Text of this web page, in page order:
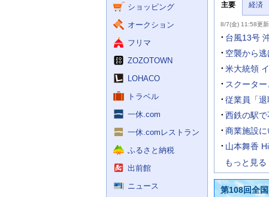
力
補
助
を
開
く
せビ
ショッピング
オークション
フリマ
ZOZOTOWN
LOHACO
トラベル
一休.com
一休.comレストラン
ふるさと納税
出前館
ニュース
ュ
ス
主要 経済
要
ニ
ー
8/7(金) 11:58更新
台風13号
空襲から
米大統領
スクータ
従業員「
西鉄の駅
商業施設
山本舞香
もっと見る
第108回全